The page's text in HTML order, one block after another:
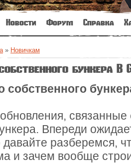
Новости Форум Справка
» Новичкам
бункера В
собственного
связанные
Впереди
разберемся,
и зачем вообще